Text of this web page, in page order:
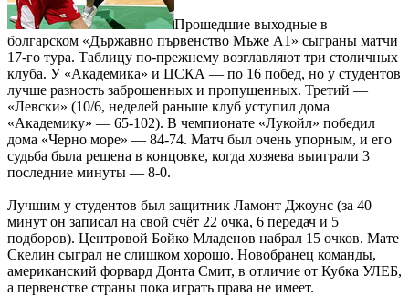
Прошедшие выходные в
болгарском «Държавно първенство Мъже А1» сыграны матчи
17-го тура. Таблицу по-прежнему возглавляют три столичных
клуба. У «Академика» и ЦСКА — по 16 побед, но у студентов
лучше разность заброшенных и пропущенных. Третий —
«Левски» (10/6, неделей раньше клуб уступил дома
«Академику» — 65-102). В чемпионате «Лукойл» победил
дома «Черно море» — 84-74. Матч был очень упорным, и его
судьба была решена в концовке, когда хозяева выиграли 3
последние минуты — 8-0.
Лучшим у студентов был защитник Ламонт Джоунс (за 40
минут он записал на свой счёт 22 очка, 6 передач и 5
подборов). Центровой Бойко Младенов набрал 15 очков. Мате
Скелин сыграл не слишком хорошо. Новобранец команды,
американский форвард Донта Смит, в отличие от Кубка УЛЕБ,
а первенстве страны пока играть права не имеет.